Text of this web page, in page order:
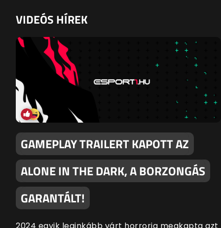
VIDEÓS HÍREK
GAMEPLAY TRAILERT KAPOTT AZ
ALONE IN THE DARK, A BORZONGÁS
GARANTÁLT!
2024 egyik leginkább várt horrorja megkapta azt